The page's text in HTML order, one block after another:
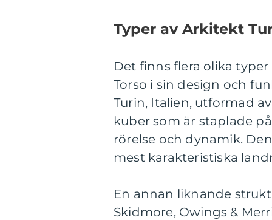
Typer av Arkitekt
Det finns flera olika
Torso i sin design och
Turin, Italien, utformad
kuber som är staplade
rörelse och dynamik.
mest karakteristiska
En annan liknande
Skidmore, Owings &